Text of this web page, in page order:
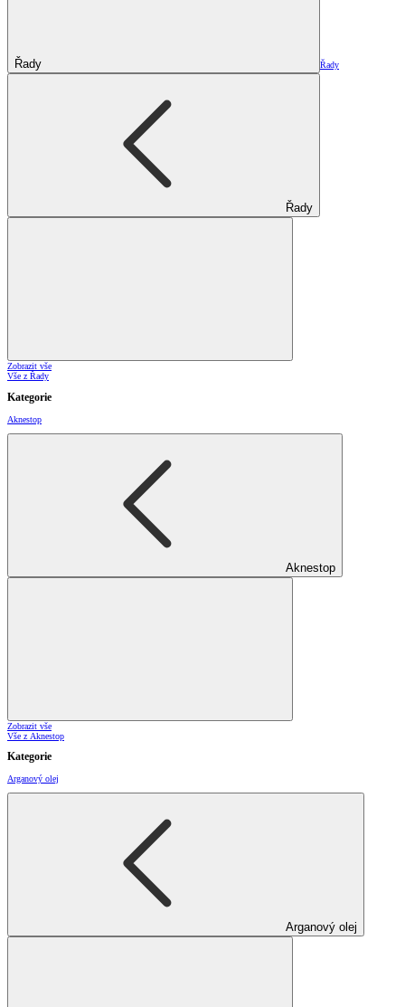
Řady Řady
Řady
Zobrazit vše
Vše z Řady
Kategorie
Aknestop
Aknestop
Zobrazit vše
Vše z Aknestop
Kategorie
Arganový olej
Arganový olej